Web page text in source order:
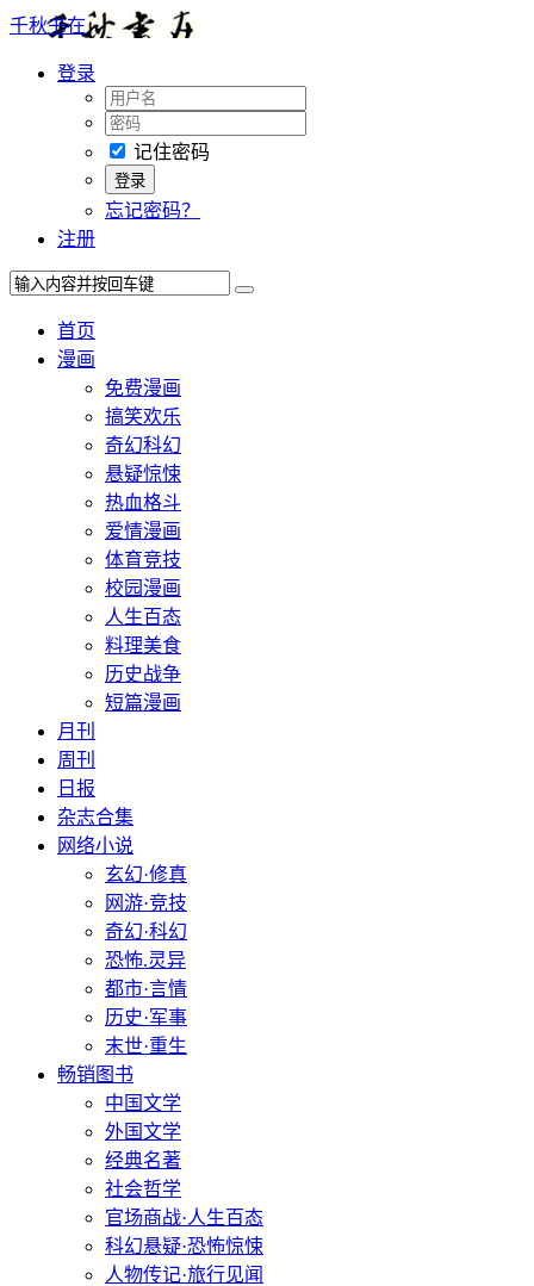
千秋书在
登录
记住密码
忘记密码？
注册
首页
漫画
免费漫画
搞笑欢乐
奇幻科幻
悬疑惊悚
热血格斗
爱情漫画
体育竞技
校园漫画
人生百态
料理美食
历史战争
短篇漫画
月刊
周刊
日报
杂志合集
网络小说
玄幻·修真
网游·竞技
奇幻·科幻
恐怖.灵异
都市·言情
历史·军事
末世·重生
畅销图书
中国文学
外国文学
经典名著
社会哲学
官场商战·人生百态
科幻悬疑·恐怖惊悚
人物传记·旅行见闻